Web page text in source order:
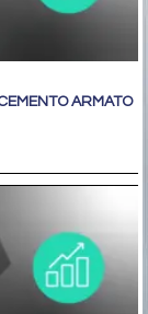
ARMATO